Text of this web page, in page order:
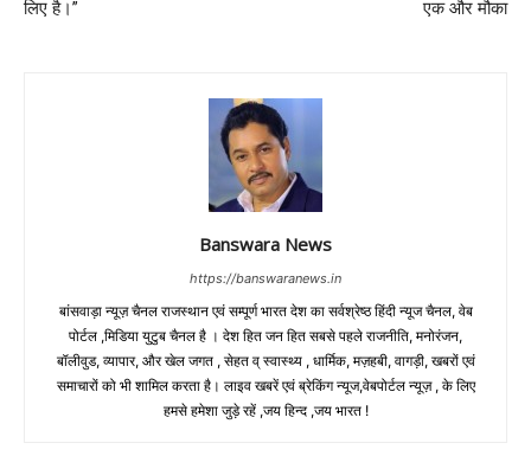
लिए है।”
एक और मौका
Banswara News
https://banswaranews.in
बांसवाड़ा न्यूज़ चैनल राजस्थान एवं सम्पूर्ण भारत देश का सर्वश्रेष्ठ हिंदी न्‍यूज चैनल, वेब
पोर्टल ,मिडिया युटुब चैनल है । देश हित जन हित सबसे पहले राजनीति, मनोरंजन,
बॉलीवुड, व्यापार, और खेल जगत , सेहत व् स्वास्थ्य , धार्मिक, मज़हबी, वागड़ी, खबरों एवं
समाचारों को भी शामिल करता है। लाइव खबरें एवं ब्रेकिंग न्यूज,वेबपोर्टल न्यूज़ , के लिए
हमसे हमेशा जुड़े रहें ,जय हिन्द ,जय भारत !